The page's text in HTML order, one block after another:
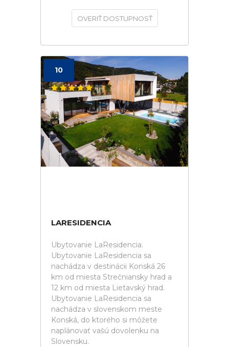
OVERIŤ DOSTUPNOSŤ
10
LARESIDENCIA
Ubytovanie LaResidencia.
Ubytovanie LaResidencia sa
nachádza v destinácii Konská 26
km od miesta Strečniansky hrad a
12 km od miesta Lietavský hrad.
Ubytovanie LaResidencia sa
nachádza v slovenskom meste
Konská, do ktorého si môžete
naplánovať vašú dovolenku na
Slovensku.